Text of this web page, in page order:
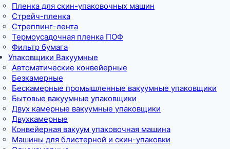
Пленка для скин-упаковочных машин
Стрейч-пленка
Стреппинг-лента
Термоусадочная пленка ПОФ
Фильтр бумага
Упаковщики Вакуумные
Автоматические конвейерные
Безкамерные
Бескамерные промышленные вакуумные упаковщики
Бытовые вакуумные упаковщики
Двух камерные вакуумные упаковщики
Двухкамерные
Конвейерная вакуум упаковочная машина
Машины для блистерной и скин-упаковки